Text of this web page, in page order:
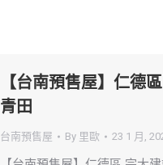
【台南預售屋】仁德
青田
台南預售屋 By 里歐 23 1 月,